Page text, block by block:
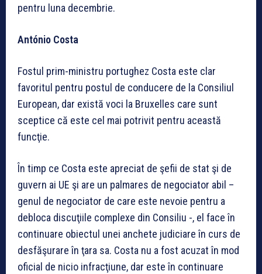
pentru luna decembrie.
António Costa
Fostul prim-ministru portughez Costa este clar
favoritul pentru postul de conducere de la Consiliul
European, dar există voci la Bruxelles care sunt
sceptice că este cel mai potrivit pentru această
funcţie.
În timp ce Costa este apreciat de şefii de stat şi de
guvern ai UE şi are un palmares de negociator abil –
genul de negociator de care este nevoie pentru a
debloca discuţiile complexe din Consiliu -, el face în
continuare obiectul unei anchete judiciare în curs de
desfăşurare în ţara sa. Costa nu a fost acuzat în mod
oficial de nicio infracţiune, dar este în continuare